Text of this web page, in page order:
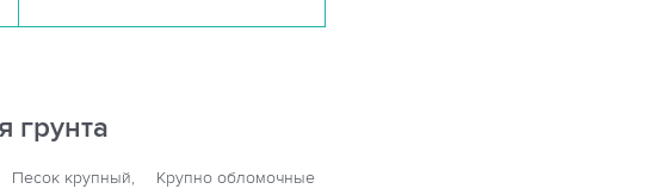
грунта
Песок крупный,
Крупно обломочные